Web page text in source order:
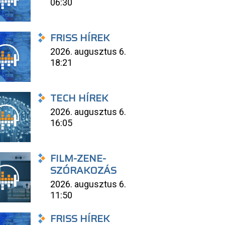
06:30
FRISS HÍREK
2026. augusztus 6.
18:21
TECH HÍREK
2026. augusztus 6.
16:05
FILM-ZENE-
SZÓRAKOZÁS
2026. augusztus 6.
11:50
FRISS HÍREK